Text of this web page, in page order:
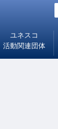
ユネスコ
活動関連団体